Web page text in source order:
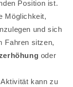
Position ist.
Möglichkeit,
und sich
Fahren sitzen,
oder
kann zu